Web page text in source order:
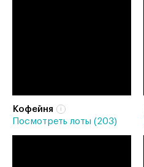
Кофейня
Посмотреть лоты (203)